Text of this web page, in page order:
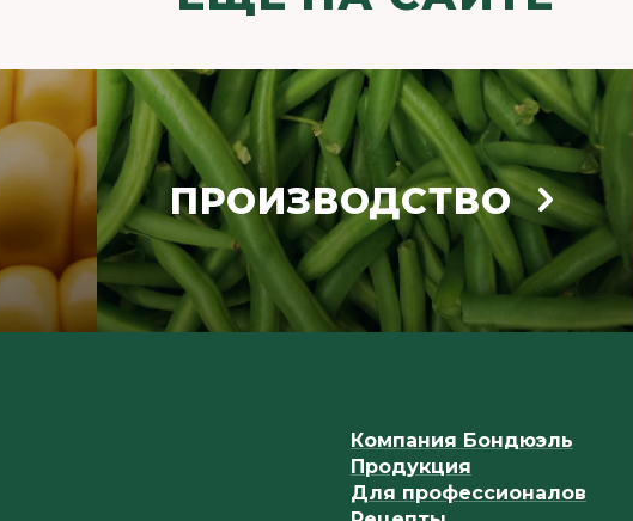
ПРОИЗВОДСТВО
Компания Бондюэль
Продукция
Для профессионалов